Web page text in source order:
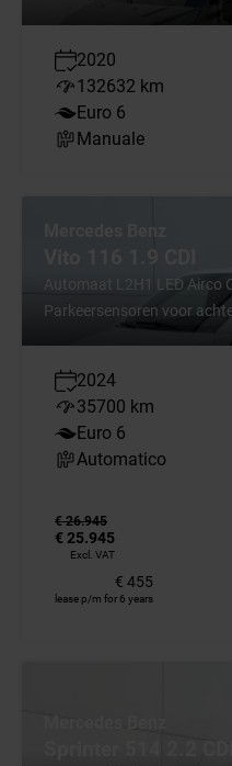
2020
132632 km
Euro 6
Manuale
Vito 116 1.9 CDI
Automaat L2H1 LED Airco
Parkeersensoren voor
2024
35700 km
Euro 6
Automatico
€ 26.945
€ 25.945
Excl. VAT
€ 455
lease p/m for 6 years